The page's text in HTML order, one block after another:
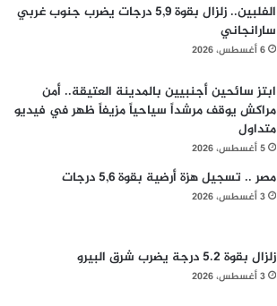
الفلبين.. زلزال بقوة 5,9 درجات يضرب جنوب غربي
سارانجاني
6 أغسطس، 2026
ابتز سائحين أجنبيين بالمدينة العتيقة.. أمن
مراكش يوقف مرشداً سياحياً مزيفاً ظهر في فيديو
متداول
5 أغسطس، 2026
مصر .. تسجيل هزة أرضية بقوة 5,6 درجات
3 أغسطس، 2026
زلزال بقوة 5.2 درجة يضرب شرق البيرو
3 أغسطس، 2026